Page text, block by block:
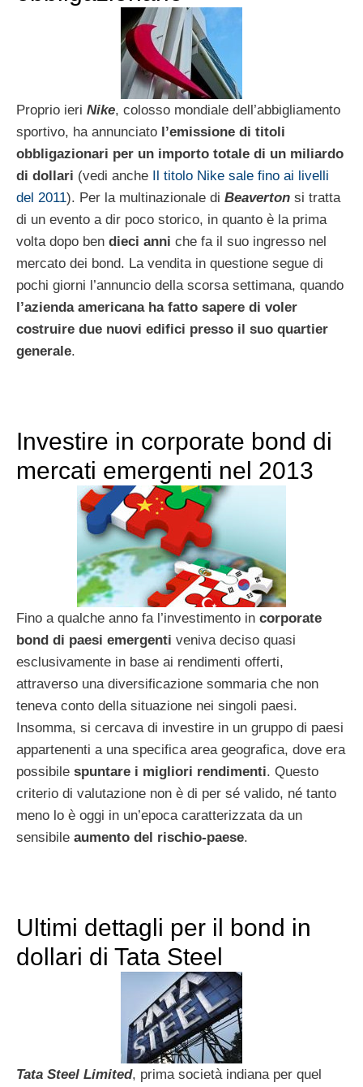
Proprio ieri Nike, colosso mondiale dell’abbigliamento
sportivo, ha annunciato l’emissione di titoli
obbligazionari per un importo totale di un miliardo
di dollari (vedi anche Il titolo Nike sale fino ai livelli
del 2011). Per la multinazionale di Beaverton si tratta
di un evento a dir poco storico, in quanto è la prima
volta dopo ben dieci anni che fa il suo ingresso nel
mercato dei bond. La vendita in questione segue di
pochi giorni l’annuncio della scorsa settimana, quando
l’azienda americana ha fatto sapere di voler
costruire due nuovi edifici presso il suo quartier
generale.
Investire in corporate bond di
mercati emergenti nel 2013
Fino a qualche anno fa l’investimento in corporate
bond di paesi emergenti veniva deciso quasi
esclusivamente in base ai rendimenti offerti,
attraverso una diversificazione sommaria che non
teneva conto della situazione nei singoli paesi.
Insomma, si cercava di investire in un gruppo di paesi
appartenenti a una specifica area geografica, dove era
possibile spuntare i migliori rendimenti. Questo
criterio di valutazione non è di per sé valido, né tanto
meno lo è oggi in un’epoca caratterizzata da un
sensibile aumento del rischio-paese.
Ultimi dettagli per il bond in
dollari di Tata Steel
Tata Steel Limited, prima società indiana per quel